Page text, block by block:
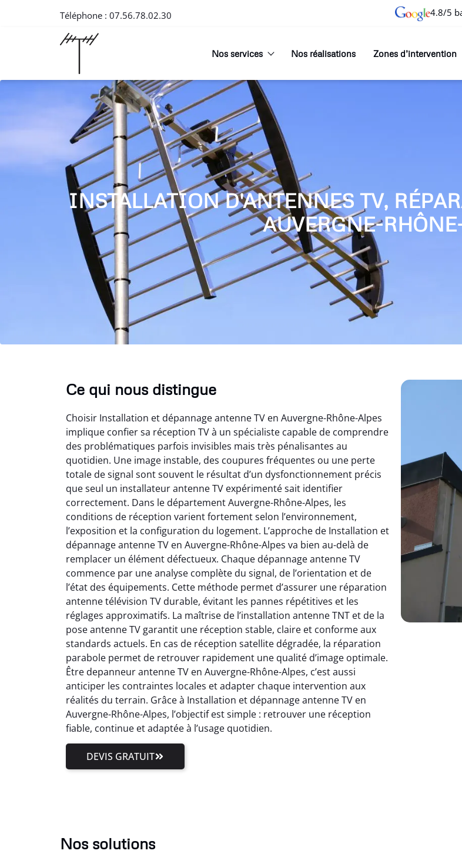
Téléphone : 07.56.78.02.30 4.8/5
Nos services Nos réalisations Zones d’intervention
INSTALLATION D'ANTENNES TV,
AUVERGNE-
Ce qui nous distingue
Choisir Installation et dépannage antenne TV en Auvergne-Rhône-Alpes
implique confier sa réception TV à un spécialiste capable de comprendre
des problématiques parfois invisibles mais très pénalisantes au
quotidien. Une image instable, des coupures fréquentes ou une perte
totale de signal sont souvent le résultat d’un dysfonctionnement précis
que seul un installateur antenne TV expérimenté sait identifier
correctement. Dans le département Auvergne-Rhône-Alpes, les
conditions de réception varient fortement selon l’environnement,
l’exposition et la configuration du logement. L’approche de Installation et
dépannage antenne TV en Auvergne-Rhône-Alpes va bien au-delà de
remplacer un élément défectueux. Chaque dépannage antenne TV
commence par une analyse complète du signal, de l’orientation et de
l’état des équipements. Cette méthode permet d’assurer une réparation
antenne télévision TV durable, évitant les pannes répétitives et les
réglages approximatifs. La maîtrise de l’installation antenne TNT et de la
pose antenne TV garantit une réception stable, claire et conforme aux
standards actuels. En cas de réception satellite dégradée, la réparation
parabole permet de retrouver rapidement une qualité d’image optimale.
Être depanneur antenne TV en Auvergne-Rhône-Alpes, c’est aussi
anticiper les contraintes locales et adapter chaque intervention aux
réalités du terrain. Grâce à Installation et dépannage antenne TV en
Auvergne-Rhône-Alpes, l’objectif est simple : retrouver une réception
fiable, continue et adaptée à l’usage quotidien.
DEVIS GRATUIT
Nos solutions